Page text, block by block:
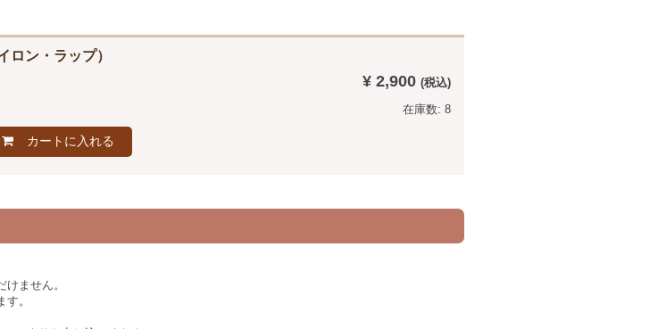
ロン・ラップ）
¥ 2,900
在庫数: 8
カートに入れる
ません。
。